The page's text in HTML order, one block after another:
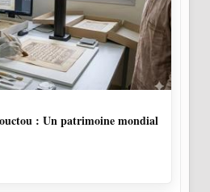
: Un patrimoine mondial